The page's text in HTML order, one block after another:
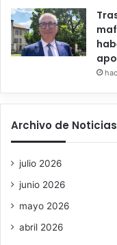
Archivo de Noticias
julio 2026
junio 2026
mayo 2026
abril 2026